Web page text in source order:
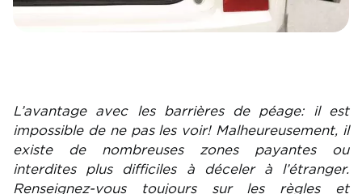
L’avantage avec les barrières de péage: il est
impossible de ne pas les voir! Malheureusement, il
existe de nombreuses zones payantes ou
interdites plus difficiles à déceler à l’étranger.
Renseignez-vous toujours sur les règles et